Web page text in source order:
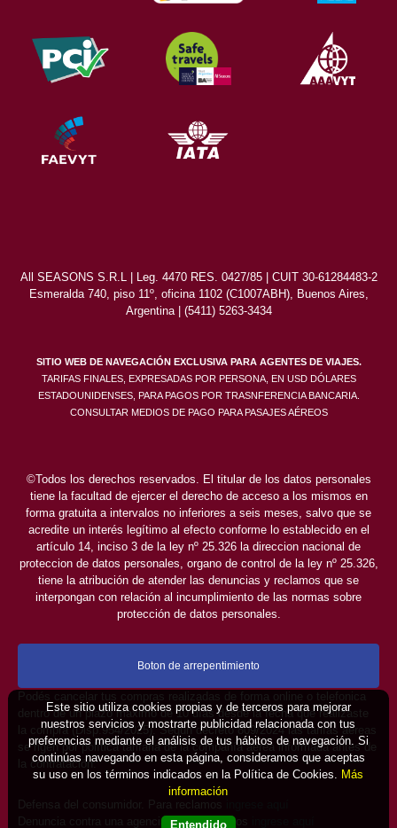
All SEASONS S.R.L | Leg. 4470 RES. 0427/85 | CUIT 30-61284483-2
Esmeralda 740, piso 11º, oficina 1102 (C1007ABH), Buenos Aires,
Argentina | (5411) 5263-3434
SITIO WEB DE NAVEGACIÓN EXCLUSIVA PARA AGENTES DE VIAJES.
TARIFAS FINALES, EXPRESADAS POR PERSONA, EN USD DÓLARES
ESTADOUNIDENSES, PARA PAGOS POR TRASNFERENCIA BANCARIA.
CONSULTAR MEDIOS DE PAGO PARA PASAJES AÉREOS
©Todos los derechos reservados. El titular de los datos personales
tiene la facultad de ejercer el derecho de acceso a los mismos en
forma gratuita a intervalos no inferiores a seis meses, salvo que se
acredite un interés legítimo al efecto conforme lo establecido en el
artículo 14, inciso 3 de la ley nº 25.326 la direccion nacional de
proteccion de datos personales, organo de control de la ley nº 25.326,
tiene la atribución de atender las denuncias y reclamos que se
interpongan con relación al incumplimiento de las normas sobre
protección de datos personales.
Boton de arrepentimiento
Podés cancelar tus compras realizadas de forma online o telefonica
dentro de un plazo máximo de 10 días desde la fecha que realizaste
la compra (Disp.954/2025). Según decreto 809/2024 las tarifas aéreas
se rigen por política tarifaria de la compañía aérea informada antes de
la contratación.
Defensa del consumidor. Para reclamos
Denuncia contra una agencia. Para reclamos
Este sitio utiliza cookies propias y de terceros para mejorar
nuestros servicios y mostrarte publicidad relacionada con tus
preferencias mediante el análisis de tus hábitos de navegación. Si
continúas navegando en esta página, consideramos que aceptas
su uso en los términos indicados en la Política de Cookies. Más
información
Entendido